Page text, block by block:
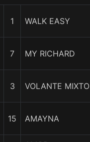
1 WALK EASY
7 MY RICHARD
3 VOLANTE MIXTO
15 AMAYNA